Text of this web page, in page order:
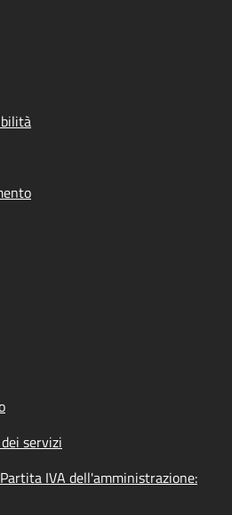
servizi
IVA dell'amministrazione: